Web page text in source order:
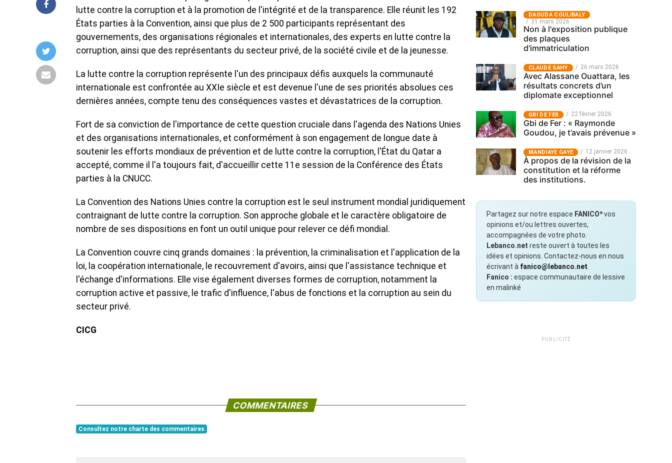
lutte contre la corruption et à la promotion de l'intégrité et de la transparence. Elle réunit les 192
États parties à la Convention, ainsi que plus de 2 500 participants représentant des
gouvernements, des organisations régionales et internationales, des experts en lutte contre la
corruption, ainsi que des représentants du secteur privé, de la société civile et de la jeunesse.
La lutte contre la corruption représente l'un des principaux défis auxquels la communauté
internationale est confrontée au XXIe siècle et est devenue l'une de ses priorités absolues ces
dernières années, compte tenu des conséquences vastes et dévastatrices de la corruption.
Fort de sa conviction de l'importance de cette question cruciale dans l'agenda des Nations Unies
et des organisations internationales, et conformément à son engagement de longue date à
soutenir les efforts mondiaux de prévention et de lutte contre la corruption, l'État du Qatar a
accepté, comme il l'a toujours fait, d'accueillir cette 11e session de la Conférence des États
parties à la CNUCC.
La Convention des Nations Unies contre la corruption est le seul instrument mondial juridiquement
contraignant de lutte contre la corruption. Son approche globale et le caractère obligatoire de
nombre de ses dispositions en font un outil unique pour relever ce défi mondial.
La Convention couvre cinq grands domaines : la prévention, la criminalisation et l'application de la
loi, la coopération internationale, le recouvrement d'avoirs, ainsi que l'assistance technique et
l'échange d'informations. Elle vise également diverses formes de corruption, notamment la
corruption active et passive, le trafic d'influence, l'abus de fonctions et la corruption au sein du
secteur privé.
CICG
COMMENTAIRES
Consultez notre charte des commentaires
‎DAOUDA COULIBALY
31 mars 2026
Non à l'exposition publique
des plaques
d'immatriculation
CLAUDE SAHY 26 mars 2026
Avec Alassane Ouattara, les
résultats concrets d’un
diplomate exceptionnel
GBI DE FER 22 février 2026
Gbi de Fer : « Raymonde
Goudou, je t’avais prévenue »
MANDIAYE GAYE 12 janvier 2026
À propos de la révision de la
constitution et la réforme
des institutions.
Partagez sur notre espace FANICO*vos
opinions et/ou lettres ouvertes,
accompagnées de votre photo.
Lebanco.net reste ouvert à toutes les
idées et opinions. Contactez-nous en nous
écrivant à fanico@lebanco.net
Fanico : espace communautaire de lessive
en malinké
PUBLICITÉ